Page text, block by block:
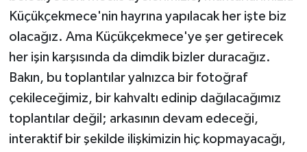
Küçükçekmece'nin hayrına yapılacak her işte biz
olacağız. Ama Küçükçekmece'ye şer getirecek
her işin karşısında da dimdik bizler duracağız.
Bakın, bu toplantılar yalnızca bir fotoğraf
çekileceğimiz, bir kahvaltı edinip dağılacağımız
toplantılar değil; arkasının devam edeceği,
interaktif bir şekilde ilişkimizin hiç kopmayacağı,